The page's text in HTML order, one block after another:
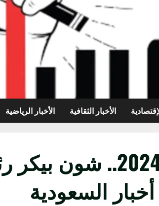
الأخبار الثقافية الأخبار الرياضية
حصل على الأوسكار
السعودية